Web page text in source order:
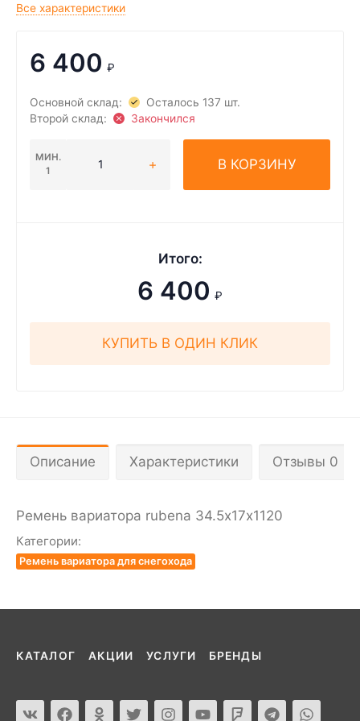
Все характеристики
6 400 ₽
Основной склад:
Осталось 137 шт.
Второй склад:
Закончился
МИН.
1
В КОРЗИНУ
Итого:
6 400 ₽
КУПИТЬ В ОДИН КЛИК
Описание Характеристики Отзывы 0
Ремень вариатора rubena 34.5х17х1120
Категории:
Ремень вариатора для снегохода
КАТАЛОГ АКЦИИ УСЛУГИ БРЕНДЫ